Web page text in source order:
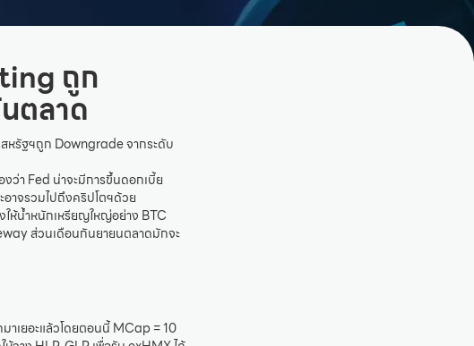
ถูก
ตลาด
หรัฐฯถูก Downgrade จากระดับ
ว่า Fed น่าจะมีการขึ้นดอกเบี้ย
าจรวมไปถึงคริปโตฯด้วย
ให้น้ำหนักเหรียญใหญ่อย่าง BTC
ส่วนเดือนกันยายนตลาดมักจะ
าเยอะแล้วโดยตอนนี้ MCap = 10